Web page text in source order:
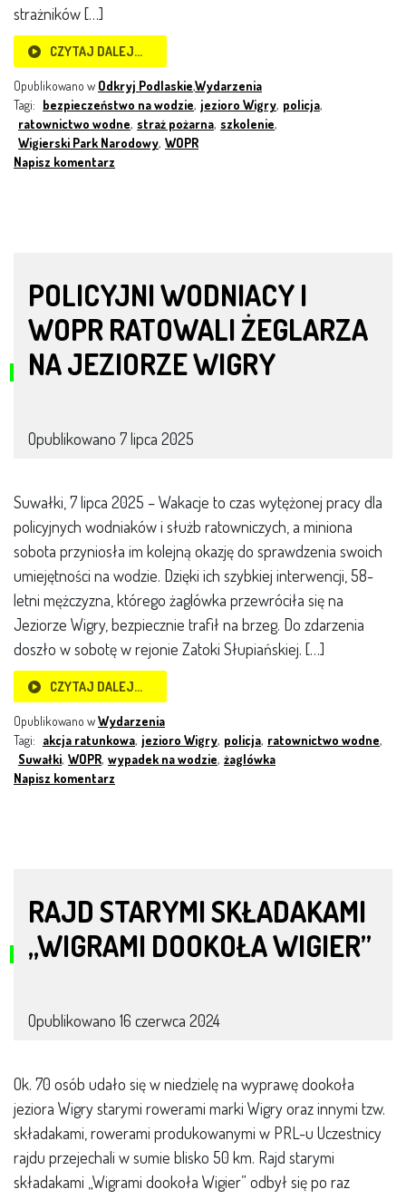
strażników […]
CZYTAJ DALEJ…
Opublikowano w Odkryj Podlaskie,Wydarzenia
Tagi: bezpieczeństwo na wodzie, jezioro Wigry, policja,
ratownictwo wodne, straż pożarna, szkolenie,
Wigierski Park Narodowy, WOPR
Napisz komentarz
POLICYJNI WODNIACY I
WOPR RATOWALI ŻEGLARZA
NA JEZIORZE WIGRY
Opublikowano 7 lipca 2025
Suwałki, 7 lipca 2025 – Wakacje to czas wytężonej pracy dla
policyjnych wodniaków i służb ratowniczych, a miniona
sobota przyniosła im kolejną okazję do sprawdzenia swoich
umiejętności na wodzie. Dzięki ich szybkiej interwencji, 58-
letni mężczyzna, którego żaglówka przewróciła się na
Jeziorze Wigry, bezpiecznie trafił na brzeg. Do zdarzenia
doszło w sobotę w rejonie Zatoki Słupiańskiej. […]
CZYTAJ DALEJ…
Opublikowano wWydarzenia
Tagi: akcja ratunkowa, jezioro Wigry, policja, ratownictwo wodne,
Suwałki, WOPR, wypadek na wodzie, żaglówka
Napisz komentarz
RAJD STARYMI SKŁADAKAMI
„WIGRAMI DOOKOŁA WIGIER”
Opublikowano 16 czerwca 2024
Ok. 70 osób udało się w niedzielę na wyprawę dookoła
jeziora Wigry starymi rowerami marki Wigry oraz innymi tzw.
składakami, rowerami produkowanymi w PRL-u Uczestnicy
rajdu przejechali w sumie blisko 50 km. Rajd starymi
składakami „Wigrami dookoła Wigier” odbył się po raz